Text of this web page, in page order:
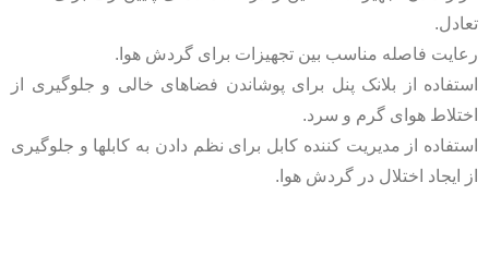
تعادل.
رعایت فاصله مناسب بین تجهیزات برای گردش هوا.
استفاده از بلانک پنل برای پوشاندن فضاهای خالی و جلوگیری از
اختلاط هوای گرم و سرد.
استفاده از مدیریت کننده کابل برای نظم دادن به کابلها و جلوگیری
از ایجاد اختلال در گردش هوا.